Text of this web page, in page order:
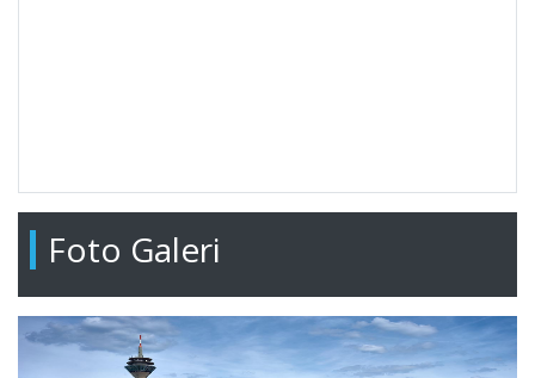
Foto Galeri